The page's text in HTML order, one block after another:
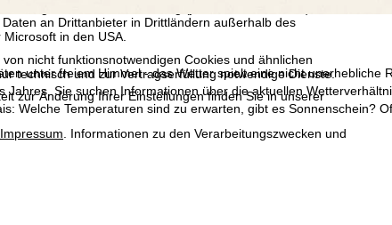
an Drittanbieter in Drittländern außerhalb des
in den USA.
nicht funktionsnotwendigen Cookies und ähnlichen
technisch und zur Vertragserfüllung notwendige Dienste.
zur Änderung Ihrer Einstellungen finden Sie in unserer
Impressum . Informationen zu den Verarbeitungszwecken und
unter freiem Himmel - das Wetter spielt eine nicht unerhebliche
Sie suchen Informationen über die aktuellen
Welche Temperaturen sind zu erwarten, gibt es Sonnenschein?